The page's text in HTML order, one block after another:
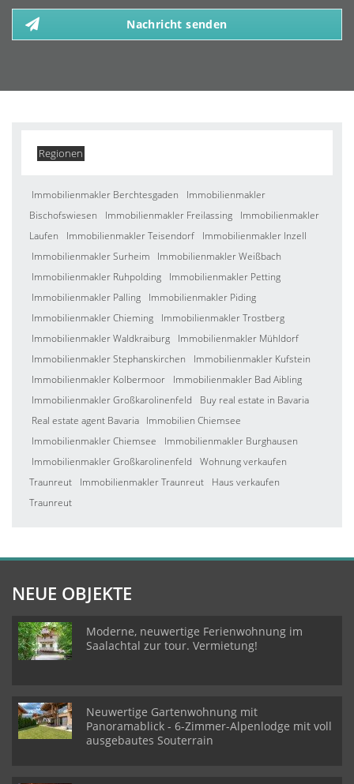
Nachricht senden
Regionen
Immobilienmakler Berchtesgaden
Immobilienmakler
Bischofswiesen
Immobilienmakler Freilassing
Immobilienmakler
Laufen
Immobilienmakler Teisendorf
Immobilienmakler Inzell
Immobilienmakler Surheim
Immobilienmakler Weißbach
Immobilienmakler Ruhpolding
Immobilienmakler Petting
Immobilienmakler Palling
Immobilienmakler Piding
Immobilienmakler Chieming
Immobilienmakler Trostberg
Immobilienmakler Waldkraiburg
Immobilienmakler Mühldorf
Immobilienmakler Stephanskirchen
Immobilienmakler Kufstein
Immobilienmakler Kolbermoor
Immobilienmakler Bad Aibling
Immobilienmakler Großkarolinenfeld
Buy real estate in Bavaria
Real estate agent Bavaria Immobilien Chiemsee
Immobilienmakler Chiemsee
Immobilienmakler Burghausen
Immobilienmakler Großkarolinenfeld
Wohnung verkaufen
Traunreut
Immobilienmakler Traunreut
Haus verkaufen
Traunreut
NEUE OBJEKTE
Moderne, neuwertige Ferienwohnung im
Saalachtal zur tour. Vermietung!
Neuwertige Gartenwohnung mit
Panoramablick - 6-Zimmer-Alpenlodge mit voll
ausgebautes Souterrain